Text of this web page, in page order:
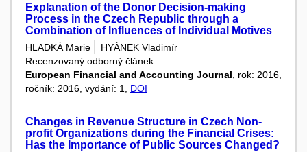
Explanation of the Donor Decision-making
Process in the Czech Republic through a
Combination of Influences of Individual Motives
HLADKÁ Marie
HYÁNEK Vladimír
Recenzovaný odborný článek
European Financial and Accounting Journal, rok: 2016,
ročník: 2016, vydání: 1, DOI
Changes in Revenue Structure in Czech Non-
profit Organizations during the Financial Crises:
Has the Importance of Public Sources Changed?